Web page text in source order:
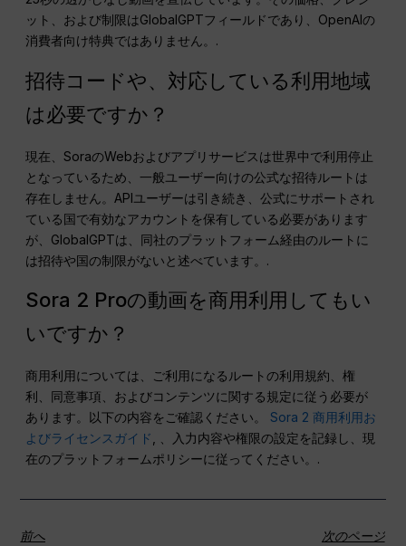
ット、および制限はGlobalGPTフィールドであり、OpenAIの
消費者向け特典ではありません。.
招待コードや、対応している利用地域
は必要ですか？
現在、SoraのWebおよびアプリサービスは世界中で利用停止
となっているため、一般ユーザー向けの公式な招待ルートは
存在しません。APIユーザーは引き続き、公式にサポートされ
ている国で有効なアカウントを保有している必要があります
が、GlobalGPTは、同社のプラットフォーム経由のルートに
は招待や国の制限がないと述べています。.
Sora 2 Proの動画を商用利用してもい
いですか？
商用利用については、ご利用になるルートの利用規約、権
利、同意事項、およびコンテンツに関する規定に従う必要が
あります。以下の内容をご確認ください。Sora 2 商用利用お
よびライセンスガイド
, 、入力内容や権限の設定を記録し、現
在のプラットフォームポリシーに従ってください。.
前へ 次のページ